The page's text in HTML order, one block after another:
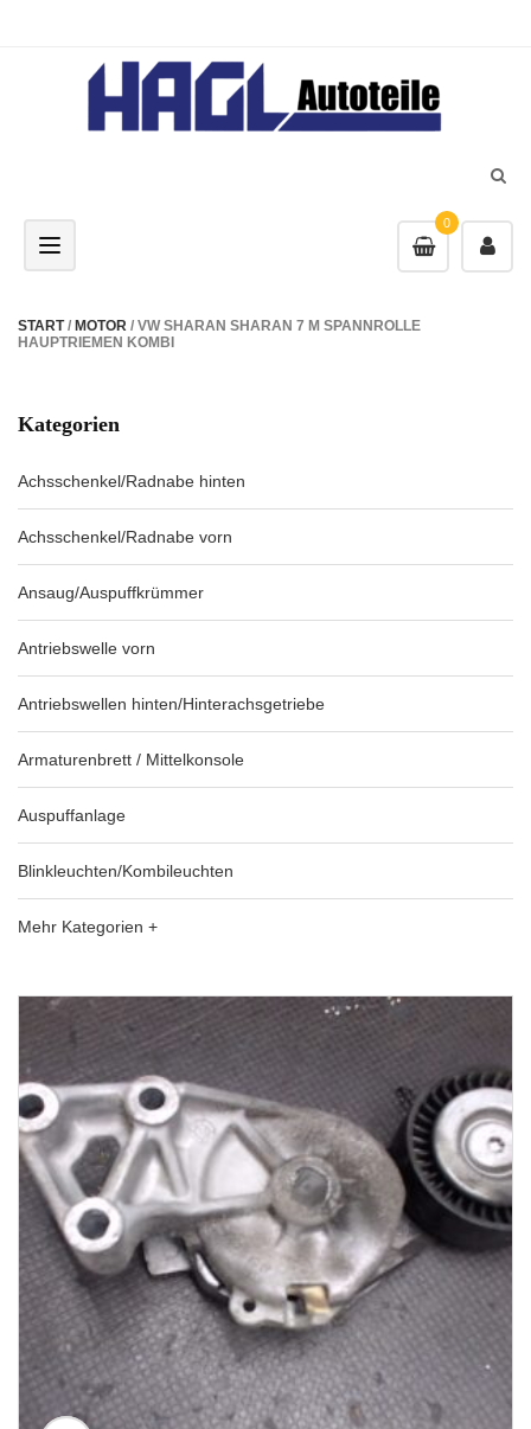
0
Toggle navigation
START/ MOTOR / VW SHARAN SHARAN 7 M SPANNROLLE
HAUPTRIEMEN KOMBI
Kategorien
Achsschenkel/Radnabe hinten
Achsschenkel/Radnabe vorn
Ansaug/Auspuffkrümmer
Antriebswelle vorn
Antriebswellen hinten/Hinterachsgetriebe
Armaturenbrett / Mittelkonsole
Auspuffanlage
Blinkleuchten/Kombileuchten
Mehr Kategorien +